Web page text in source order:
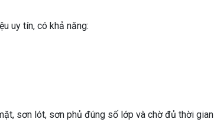
uy tín, có khả năng:
sơn lót, sơn phủ đúng số lớp và chờ đủ thời gian